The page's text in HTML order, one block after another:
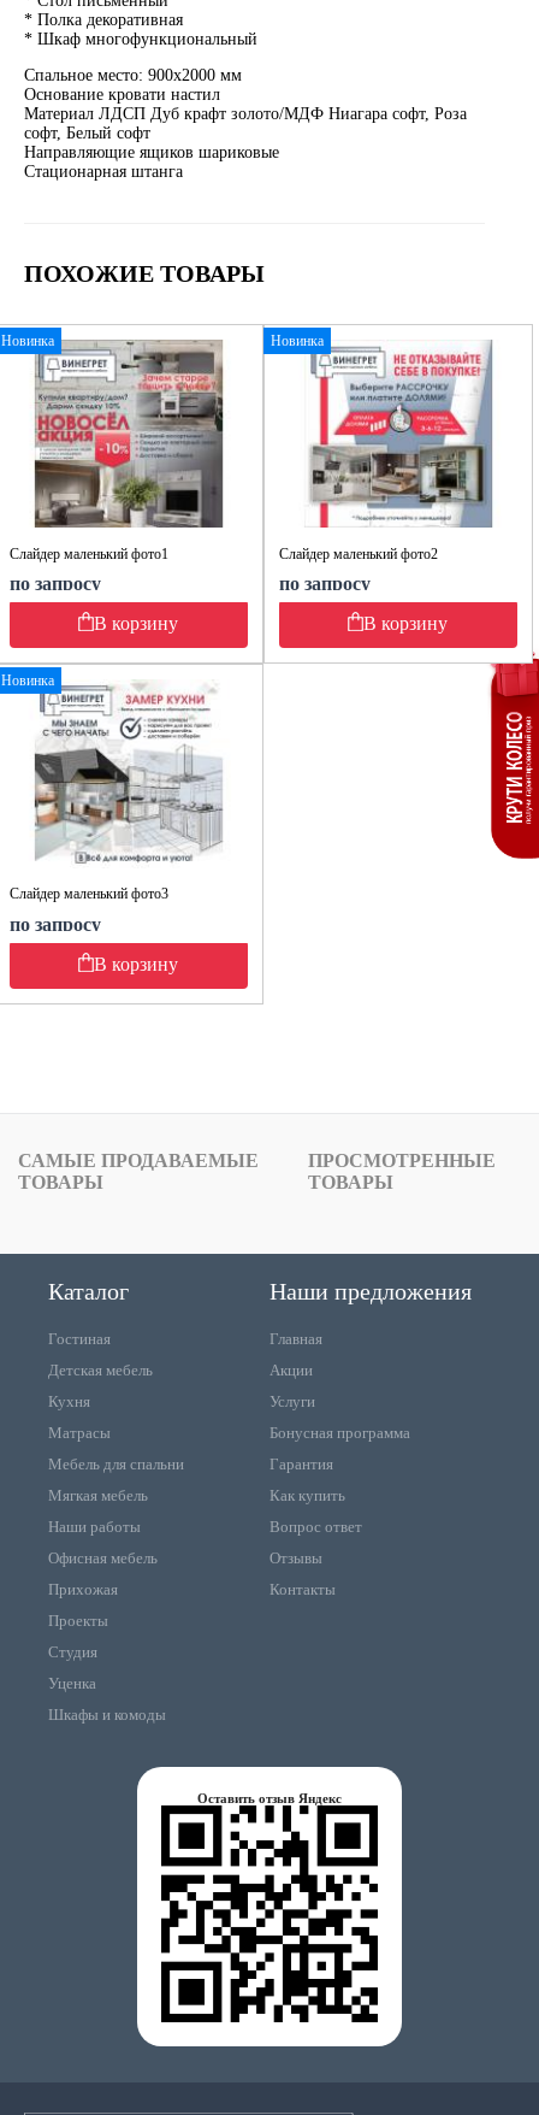
* Полка декоративная
* Шкаф многофункциональный
Спальное место: 900x2000 мм
Основание кровати настил
Материал ЛДСП Дуб крафт золото/МДФ Ниагара софт, Роза
софт, Белый софт
Направляющие ящиков шариковые
Стационарная штанга
ПОХОЖИЕ ТОВАРЫ
Новинка
Слайдер маленький фото1
по запросу
В корзину
Новинка
Слайдер маленький фото2
по запросу
В корзину
Новинка
Слайдер маленький фото3
по запросу
В корзину
САМЫЕ ПРОДАВАЕМЫЕ
ТОВАРЫ
ПРОСМОТРЕННЫЕ
ТОВАРЫ
Каталог
Гостиная
Детская мебель
Кухня
Матрасы
Мебель для спальни
Мягкая мебель
Наши работы
Офисная мебель
Прихожая
Проекты
Студия
Уценка
Шкафы и комоды
Наши предложения
Главная
Акции
Услуги
Бонусная программа
Гарантия
Как купить
Вопрос ответ
Отзывы
Контакты
Оставить отзыв Яндекс